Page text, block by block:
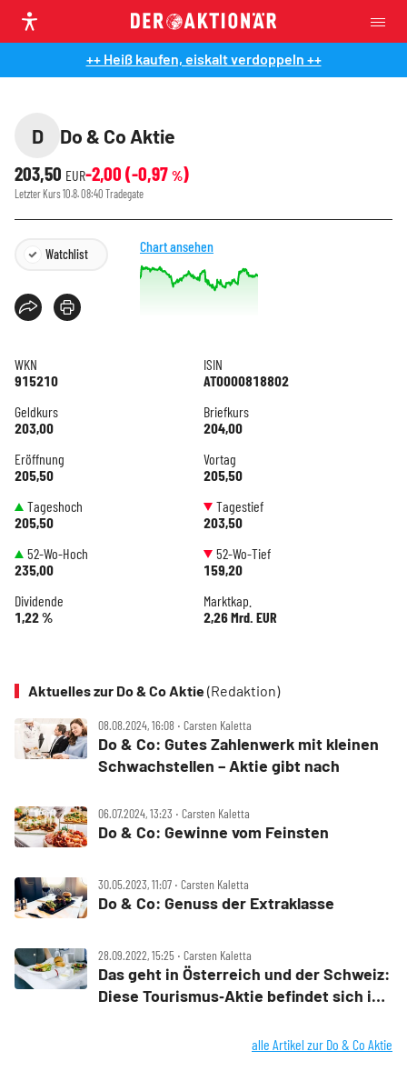
++ Heiß kaufen, eiskalt verdoppeln ++
D
Do & Co Aktie
203,50 EUR-2,00 (-0,97 %)
Letzter Kurs10.8. 08:40 Tradegate
Watchlist Chart ansehen
WKN
915210
ISIN
AT0000818802
Geldkurs
203,00
Briefkurs
204,00
Eröffnung
205,50
Vortag
205,50
Tageshoch
205,50
Tagestief
203,50
52-Wo-Hoch
235,00
52-Wo-Tief
159,20
Dividende
1,22 %
Marktkap.
2,26 Mrd. EUR
Aktuelles zur Do & Co Aktie(Redaktion)
08.08.2024, 16:08 ‧ Carsten Kaletta
Do & Co: Gutes Zahlenwerk mit kleinen
Schwachstellen – Aktie gibt nach
06.07.2024, 13:23 ‧ Carsten Kaletta
Do & Co: Gewinne vom Feinsten
30.05.2023, 11:07 ‧ Carsten Kaletta
Do & Co: Genuss der Extraklasse
28.09.2022, 15:25 ‧ Carsten Kaletta
Das geht in Österreich und der Schweiz:
Diese Tourismus‑Aktie befindet sich im
alle Artikel zur Do & Co Aktie